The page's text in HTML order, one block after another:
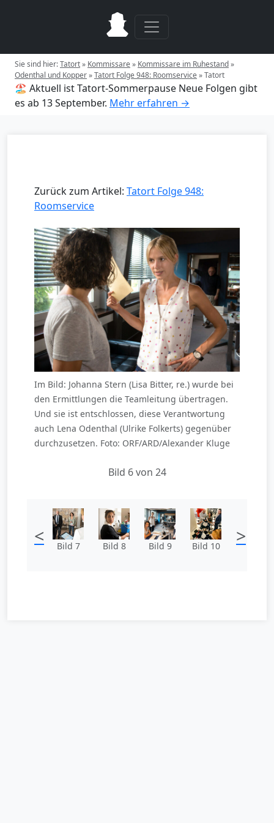
Sie sind hier:Tatort» Kommissare» Kommissare im Ruhestand»
Odenthal und Kopper»Tatort Folge 948: Roomservice»Tatort
🏖️ Aktuell ist Tatort-Sommerpause Neue Folgen gibt
es ab 13 September. Mehr erfahren →
Zurück zum Artikel: Tatort Folge 948:
Roomservice
Im Bild: Johanna Stern (Lisa Bitter, re.) wurde bei
den Ermittlungen die Teamleitung übertragen.
Und sie ist entschlossen, diese Verantwortung
auch Lena Odenthal (Ulrike Folkerts) gegenüber
durchzusetzen. Foto: ORF/ARD/Alexander Kluge
Bild 6 von 24
< Bild 7 Bild 8 Bild 9 Bild 10 >